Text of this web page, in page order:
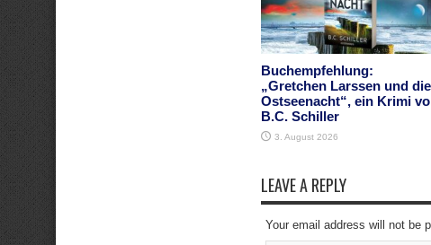
Buchempfehlung:
„Gretchen Larssen und die
Ostseenacht“, ein Krimi
B.C. Schiller
3. August 2026
LEAVE A REPLY
Your email address will not be